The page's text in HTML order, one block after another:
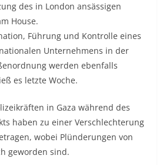
des in London ansässigen
House.
Führung und Kontrolle eines
Unternehmens in der
werden ebenfalls
es letzte Woche.
in Gaza während des
haben zu einer Verschlechterung
wobei Plünderungen von
geworden sind.